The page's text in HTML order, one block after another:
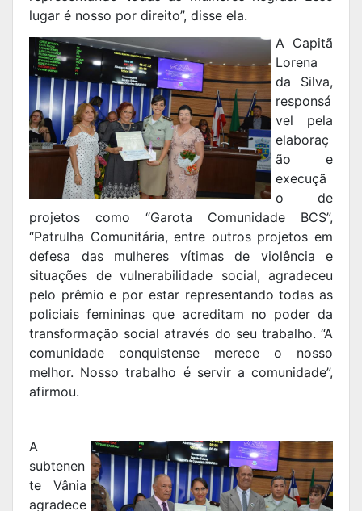
lugar é nosso por direito”, disse ela.
A Capitã
Lorena
da Silva,
responsá
vel pela
elaboraç
ão e
execuçã
o de
projetos como “Garota Comunidade BCS”,
“Patrulha Comunitária, entre outros projetos em
defesa das mulheres vítimas de violência e
situações de vulnerabilidade social, agradeceu
pelo prêmio e por estar representando todas as
policiais femininas que acreditam no poder da
transformação social através do seu trabalho. “A
comunidade conquistense merece o nosso
melhor. Nosso trabalho é servir a comunidade”,
afirmou.
A
subtenen
te Vânia
agradece